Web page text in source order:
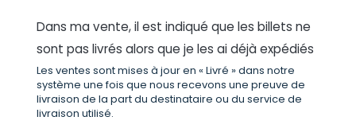
Dans ma vente, il est indiqué que les billets ne
sont pas livrés alors que je les ai déjà expédiés
Les ventes sont mises à jour en « Livré » dans notre
système une fois que nous recevons une preuve de
livraison de la part du destinataire ou du service de
livraison utilisé.